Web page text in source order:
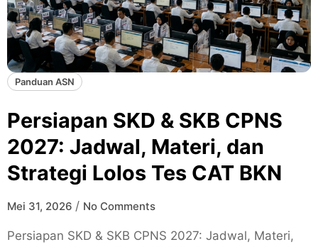
Panduan ASN
Persiapan SKD & SKB CPNS
2027: Jadwal, Materi, dan
Strategi Lolos Tes CAT BKN
Mei 31, 2026 / No Comments
Persiapan SKD & SKB CPNS 2027: Jadwal, Materi,